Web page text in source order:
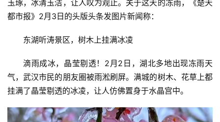
玉琢，冰清玉洁，让人叹为观止。关于这天的冻雨，《楚天
都市报》2月3日的头版头条发图片新闻称：
东湖听涛景区，树木上挂满冰凌
滴雨成冰，晶莹剔透！2月2日，湖北多地出现冻雨天
气，武汉市民的朋友圈被雨淞刷屏。满城的树木、花草上都
挂满了晶莹剔透的冰凌，让人仿佛置身于水晶宫中。